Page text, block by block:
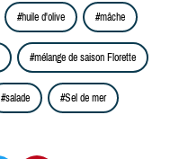
huile d'olive mâche
mélange de saison Florette
salade Sel de mer